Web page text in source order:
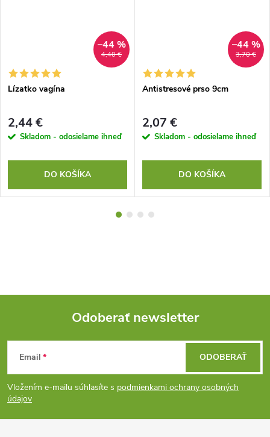
4,40 €
–44 %
Lízatko vagína
2,44 €
Skladom - odosielame ihneď
DO KOŠÍKA
3,70 €
–44 %
Antistresové prso 9cm
2,07 €
Skladom - odosielame ihneď
DO KOŠÍKA
Z
á
p
Odoberať newsletter
Email
Vložením e-mailu súhlasíte s podmienkami ochrany osobných
údajov
ODOBERAŤ